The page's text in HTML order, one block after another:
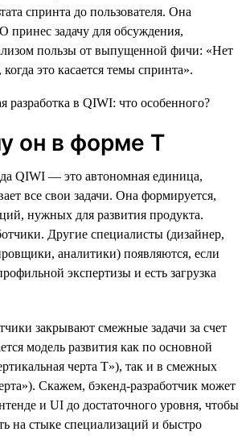
спринта до пользователя. Она
принес задачу для обсуждения,
пользы от выпущенной фичи: «Нет
это касается темы спринта».
он в форме Т
QIWI — это автономная единица,
все свои задачи. Она формируется,
нужных для развития продукта.
Другие специалисты (дизайнер,
аналитики) появляются, если
экспертизы и есть загрузка
закрывают смежные задачи за счет
модель развития как по основной
черта Т»), так и в смежных
Скажем, бэкенд-разработчик может
и UI до достаточного уровня, чтобы
на стыке специализаций и быстро